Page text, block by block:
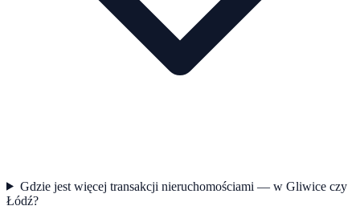
Gdzie jest więcej transakcji nieruchomościami — w Gliwice czy
Łódź?